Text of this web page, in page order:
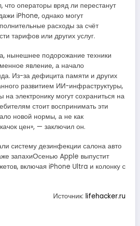
что операторы вряд ли перестанут
iPhone, однако могут
расходы за счёт
тарифов или других услуг.
нынешнее подорожание техники
явление, а начало
Из-за дефицита памяти и других
развитием ИИ-инфраструктуры,
электронику могут сохраниться на
стоит воспринимать эти
новой нормы, а не как
цен», — заключил он.
систему дезинфекции салона авто
запахиОсенью Apple выпустит
включая iPhone Ultra и колонку с
Источник: lifehacker.ru